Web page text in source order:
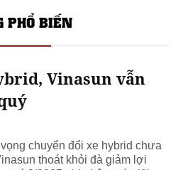
PHỔ BIẾN
Vinasun vẫn
chuyển đổi xe hybrid chưa
thoát khỏi đà giảm lợi